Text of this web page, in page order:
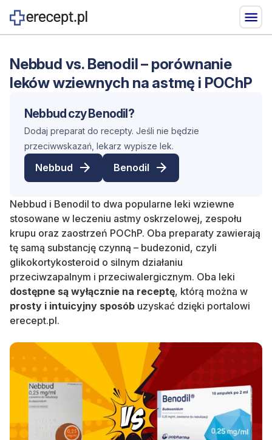
Nebbud vs. Benodil – porównanie
leków wziewnych na astmę i POChP
Nebbud czy Benodil?
Dodaj preparat do recepty. Jeśli nie będzie
przeciwwskazań, lekarz wypisze lek.
Nebbud Benodil
Nebbud i Benodil to dwa popularne leki wziewne
stosowane w leczeniu astmy oskrzelowej, zespołu
krupu oraz zaostrzeń POChP. Oba preparaty zawierają
tę samą substancję czynną – budezonid, czyli
glikokortykosteroid o silnym działaniu
przeciwzapalnym i przeciwalergicznym. Oba leki
dostępne są wyłącznie na receptę, którą można w
prosty i intuicyjny sposób uzyskać dzięki portalowi
erecept.pl.